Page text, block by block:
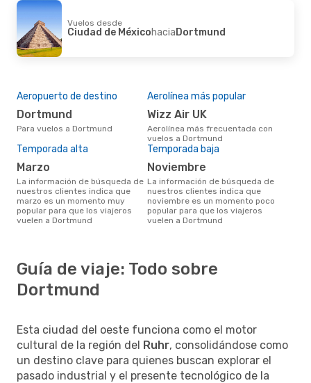
Vuelos desde
Ciudad de MéxicohaciaDortmund
Aeropuerto de destino
Dortmund
Para vuelos a Dortmund
Aerolínea más popular
Wizz Air UK
Aerolínea más frecuentada con
vuelos a Dortmund
Temporada alta
marzo
La información de búsqueda de
nuestros clientes indica que
marzo es un momento muy
popular para que los viajeros
vuelen a Dortmund
Temporada baja
noviembre
La información de búsqueda de
nuestros clientes indica que
noviembre es un momento poco
popular para que los viajeros
vuelen a Dortmund
Guía de viaje: Todo sobre
Dortmund
Esta ciudad del oeste funciona como el motor
cultural de la región del Ruhr, consolidándose como
un destino clave para quienes buscan explorar el
pasado industrial y el presente tecnológico de la